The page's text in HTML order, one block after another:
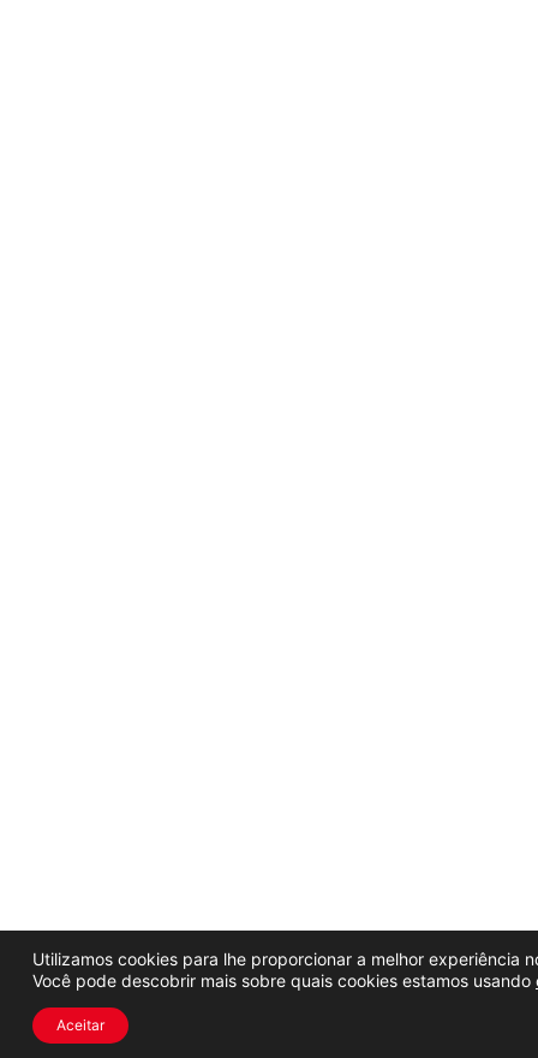
Utilizamos cookies para lhe proporcionar a melhor experiência
Você pode descobrir mais sobre quais cookies estamos usando
Aceitar